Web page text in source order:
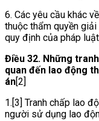
6. Các yêu cầu khác
thuộc thẩm quyền
quy định của pháp
Điều 32. Những
quan đến lao động
án[2]
1.[3] Tranh chấp lao
người sử dụng lao